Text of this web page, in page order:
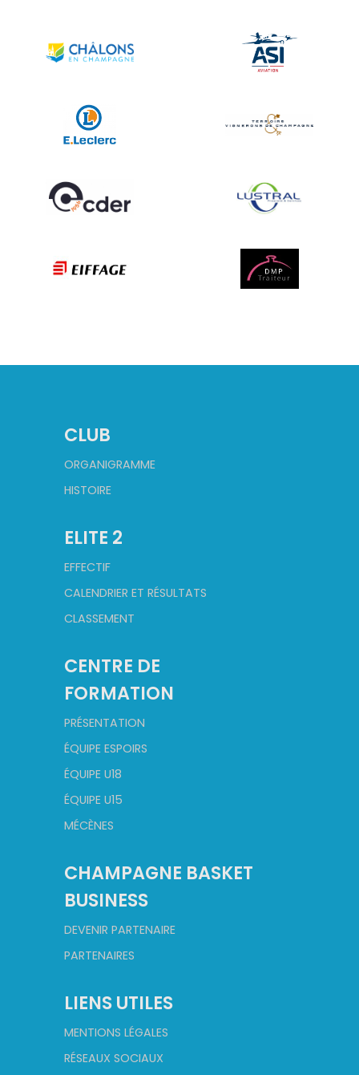
CLUB
ORGANIGRAMME
HISTOIRE
ELITE 2
EFFECTIF
CALENDRIER ET RÉSULTATS
CLASSEMENT
CENTRE DE
FORMATION
PRÉSENTATION
ÉQUIPE ESPOIRS
ÉQUIPE U18
ÉQUIPE U15
MÉCÈNES
CHAMPAGNE BASKET
BUSINESS
DEVENIR PARTENAIRE
PARTENAIRES
LIENS UTILES
MENTIONS LÉGALES
RÉSEAUX SOCIAUX